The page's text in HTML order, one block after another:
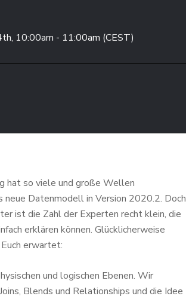
10:00am - 11:00am (CEST)
hat so viele und große Wellen
neue Datenmodell in Version 2020.2. Doch
ist die Zahl der Experten recht klein, die
erklären können. Glücklicherweise
erwartet:
und logischen Ebenen. Wir
Blends und Relationships und die Idee